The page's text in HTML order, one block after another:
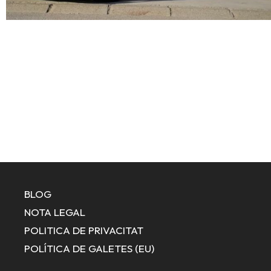
BLOG
NOTA LEGAL
POLITICA DE PRIVACITAT
POLÍTICA DE GALETES (EU)